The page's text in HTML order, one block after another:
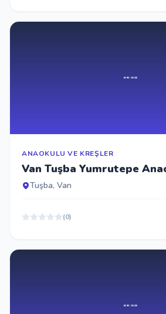
ANAOKULU VE KREŞLER
Van Tuşba Yumrutepe
Tuşba, Van
(0)